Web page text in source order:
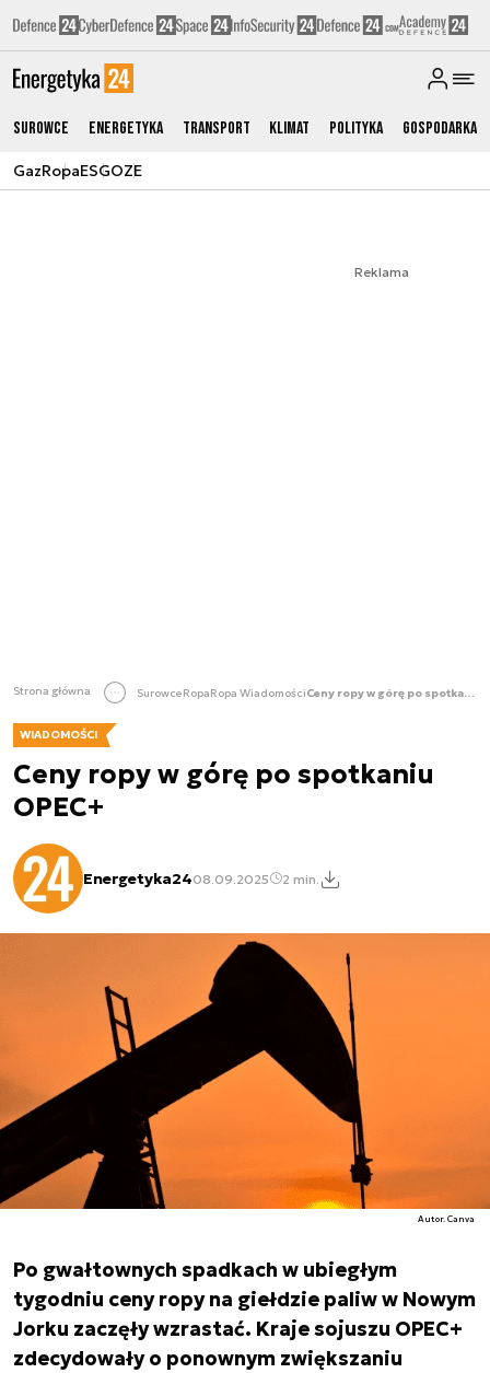
Surowce Energetyka Transport Klimat Polityka Gospodarka
GazRopaESGOZE
Reklama
Strona główna SurowceRopaRopa Wiadomości Ceny ropy w górę po spotkaniu OPEC+
WIADOMOŚCI
Ceny ropy w górę po spotkaniu
OPEC+
Energetyka2408.09.2025 2 min.
Autor. Canva
Po gwałtownych spadkach w ubiegłym
tygodniu ceny ropy na giełdzie paliw w Nowym
Jorku zaczęły wzrastać. Kraje sojuszu OPEC+
zdecydowały o ponownym zwiększaniu